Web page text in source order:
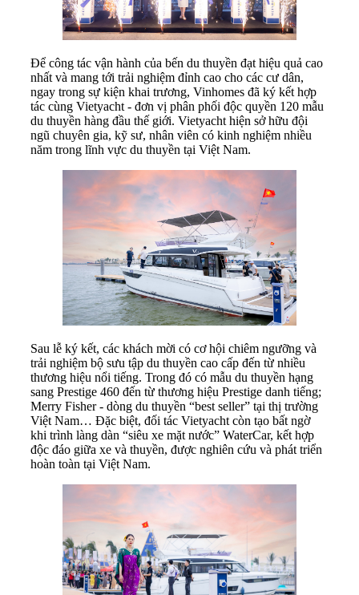
Để công tác vận hành của bến du thuyền đạt hiệu quả cao
nhất và mang tới trải nghiệm đỉnh cao cho các cư dân,
ngay trong sự kiện khai trương, Vinhomes đã ký kết hợp
tác cùng Vietyacht - đơn vị phân phối độc quyền 120 mẫu
du thuyền hàng đầu thế giới. Vietyacht hiện sở hữu đội
ngũ chuyên gia, kỹ sư, nhân viên có kinh nghiệm nhiều
năm trong lĩnh vực du thuyền tại Việt Nam.
Sau lễ ký kết, các khách mời có cơ hội chiêm ngưỡng và
trải nghiệm bộ sưu tập du thuyền cao cấp đến từ nhiều
thương hiệu nổi tiếng. Trong đó có mẫu du thuyền hạng
sang Prestige 460 đến từ thương hiệu Prestige danh tiếng;
Merry Fisher - dòng du thuyền “best seller” tại thị trường
Việt Nam… Đặc biệt, đối tác Vietyacht còn tạo bất ngờ
khi trình làng dàn “siêu xe mặt nước” WaterCar, kết hợp
độc đáo giữa xe và thuyền, được nghiên cứu và phát triển
hoàn toàn tại Việt Nam.